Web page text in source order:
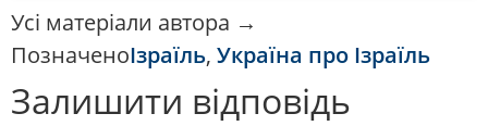
Усі матеріали автора →
ПозначеноІзраїль, Україна про Ізраїль
Залишити відповідь